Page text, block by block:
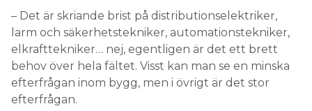
– Det är skriande brist på distributionselektriker,
larm och säkerhetstekniker, automationstekniker,
elkrafttekniker… nej, egentligen är det ett brett
behov över hela fältet. Visst kan man se en minska
efterfrågan inom bygg, men i övrigt är det stor
efterfrågan.